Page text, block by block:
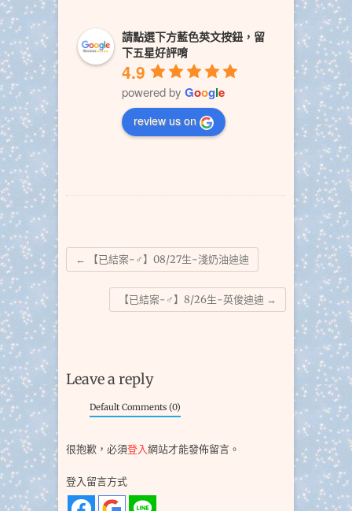
請點選下方藍色英文按鈕，留
下五星好評唷
4.9
powered by Google
review us on
← 【已結案-♂】08/27生-淺奶油迪迪
【已結案-♂】8/26生-英俊迪迪 →
Leave a reply
Default Comments (0)
很抱歉，必須登入網站才能發佈留言。
登入留言方式